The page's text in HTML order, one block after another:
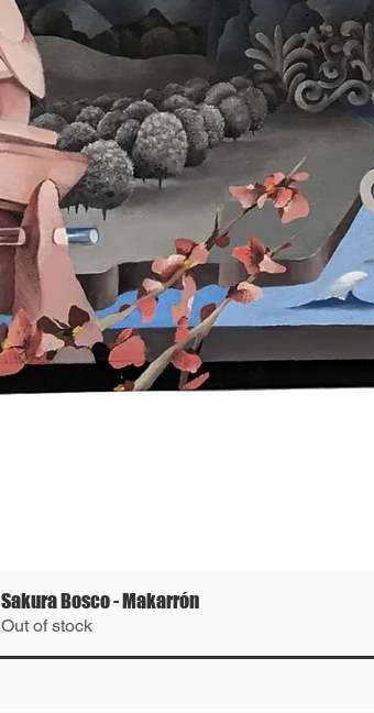
Sakura Bosco - Makarrón
Out of stock